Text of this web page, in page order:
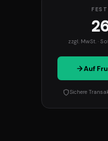
zzgl. MwSt. ·
Auf
Sichere